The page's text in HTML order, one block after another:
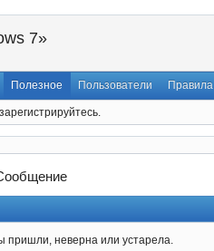
7»
Полезное Пользователи Правила
пришли, неверна или устарела.